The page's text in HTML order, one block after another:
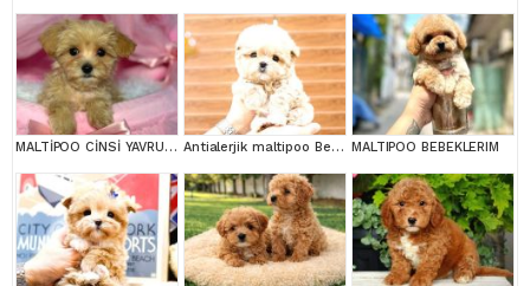
MALTİPOO CİNSİ YAVRULAR EV ÜRETİMİ Antialerjik maltipoo Bebeklerim MALTIPOO BEBEKLERIM